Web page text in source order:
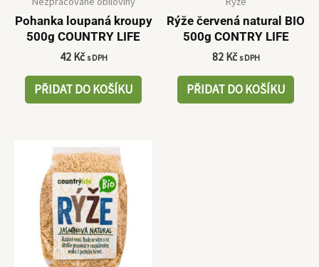
Pohanka loupaná kroupy
500g COUNTRY LIFE
42 Kč s DPH
PŘIDAT DO KOŠÍKU
Rýže červená natural BIO
500g CONTRY LIFE
82 Kč s DPH
PŘIDAT DO KOŠÍKU